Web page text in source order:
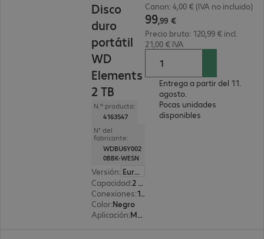
Disco
duro
portátil
WD
Elements
2 TB
N.º producto:
4163547
N° del
fabricante:
WDBU6Y002
0BBK-WESN
Versión:
Europa
Capacidad:
2 TB
Conexiones: 1x USB 3.0 tipo A
Color:Negro
Aplicación: Móvil
Canon: 4,00 € (IVA no incluido)
99,99 €
Precio bruto: 120,99 € incl.
21,00 € IVA
Entrega a partir del 11.
agosto.
Pocas unidades
disponibles